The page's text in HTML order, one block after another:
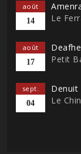
août
14
Le
août
17
Petit
sept.
04
Denuit
Le